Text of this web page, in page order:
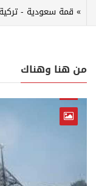
قمة سعودية -
من هنا وهناك